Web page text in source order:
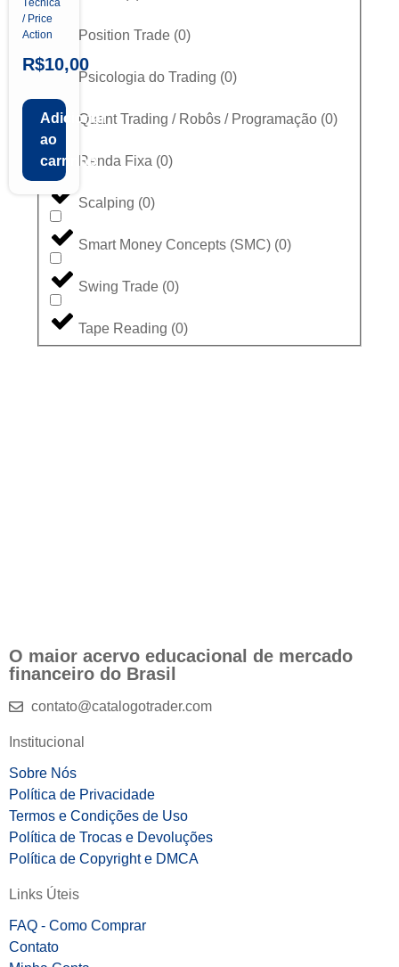
Position Trade (0)
Psicologia do Trading (0)
Quant Trading / Robôs / Programação (0)
Renda Fixa (0)
Scalping (0)
Smart Money Concepts (SMC) (0)
Swing Trade (0)
Tape Reading (0)
Técnica
/ Price
Action
R$10,00
Adicionar
ao
carrinho
O maior acervo educacional de mercado
financeiro do Brasil
contato@catalogotrader.com
Institucional
Sobre Nós
Política de Privacidade
Termos e Condições de Uso
Política de Trocas e Devoluções
Política de Copyright e DMCA
Links Úteis
FAQ - Como Comprar
Contato